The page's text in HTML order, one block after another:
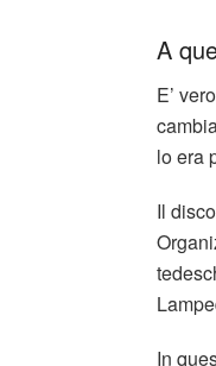
A
E’
lo era
Il
In